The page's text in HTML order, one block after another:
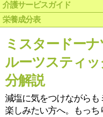
介護サービスガイド
栄養成分表
ミスタードー
ルーツスティ
分解説
減塩に気をつけながら
楽しみたい方へ。もっ